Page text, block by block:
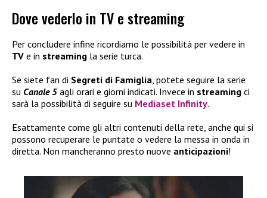
Dove vederlo in TV e streaming
Per concludere infine ricordiamo le possibilità per vedere in
TV e in streaming la serie turca.
Se siete fan di Segreti di Famiglia , potete seguire la serie
su Canale 5 agli orari e giorni indicati. Invece in streaming ci
sarà la possibilità di seguire su Mediaset Infinity.
Esattamente come gli altri contenuti della rete, anche qui si
possono recuperare le puntate o vedere la messa in onda in
diretta. Non mancheranno presto nuove anticipazioni!